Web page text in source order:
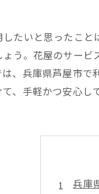
たいと思ったこ
う。花屋のサー
、兵庫県芦屋市
、手軽かつ安心し
兵庫